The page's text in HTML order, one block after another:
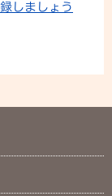
しましょう